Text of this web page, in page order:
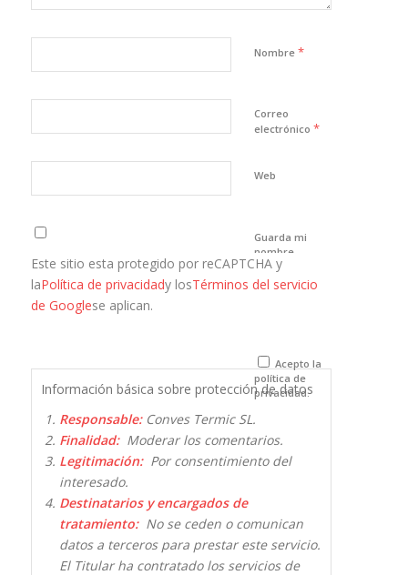
Nombre *
Correo
electrónico *
Web
Guarda mi
nombre,
correo
electrónico y
que comente.
Este sitio esta protegido por reCAPTCHA y
laPolítica de privacidady losTérminos del servicio
de Googlese aplican.
Acepto la
política de
privacidad.
Información básica sobre protección de datos
Responsable:Conves Termic SL.
Finalidad:Moderar los comentarios.
Legitimación:Por consentimiento del
interesado.
Destinatarios y encargados de
tratamiento:No se ceden o comunican
datos a terceros para prestar este servicio.
El Titular ha contratado los servicios de